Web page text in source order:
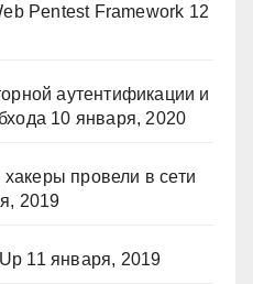
Pentest Framework 12
аутентификации и
10 января, 2020
провели в сети
2019
11 января, 2019